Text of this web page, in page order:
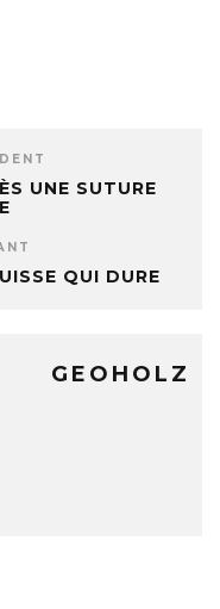
UNE SUTURE
QUI DURE
GEOHOLZ